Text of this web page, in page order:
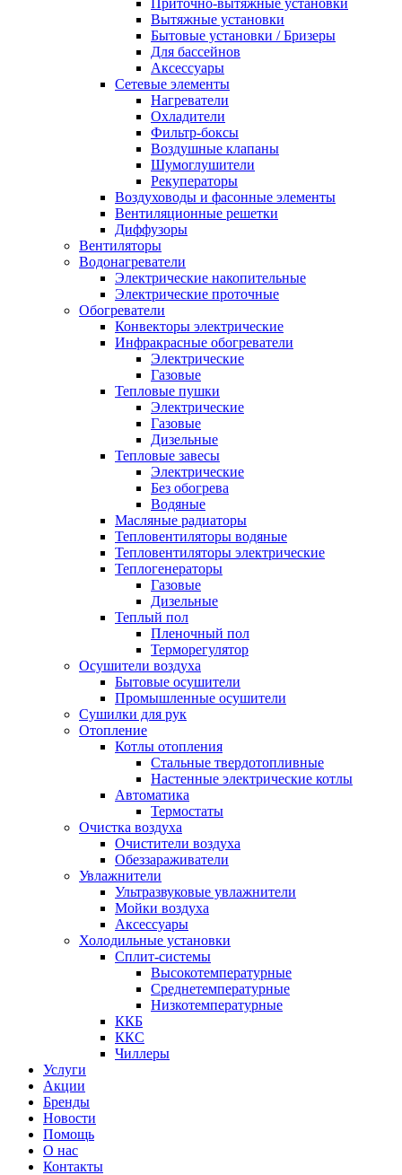
Приточно-вытяжные установки
Вытяжные установки
Бытовые установки / Бризеры
Для бассейнов
Аксессуары
Сетевые элементы
Нагреватели
Охладители
Фильтр-боксы
Воздушные клапаны
Шумоглушители
Рекуператоры
Воздуховоды и фасонные элементы
Вентиляционные решетки
Диффузоры
Вентиляторы
Водонагреватели
Электрические накопительные
Электрические проточные
Обогреватели
Конвекторы электрические
Инфракрасные обогреватели
Электрические
Газовые
Тепловые пушки
Электрические
Газовые
Дизельные
Тепловые завесы
Электрические
Без обогрева
Водяные
Масляные радиаторы
Тепловентиляторы водяные
Тепловентиляторы электрические
Теплогенераторы
Газовые
Дизельные
Теплый пол
Пленочный пол
Терморегулятор
Осушители воздуха
Бытовые осушители
Промышленные осушители
Сушилки для рук
Отопление
Котлы отопления
Стальные твердотопливные
Настенные электрические котлы
Автоматика
Термостаты
Очистка воздуха
Очистители воздуха
Обеззараживатели
Увлажнители
Ультразвуковые увлажнители
Мойки воздуха
Аксессуары
Холодильные установки
Сплит-системы
Высокотемпературные
Среднетемпературные
Низкотемпературные
ККБ
ККС
Чиллеры
Услуги
Акции
Бренды
Новости
Помощь
О нас
Контакты